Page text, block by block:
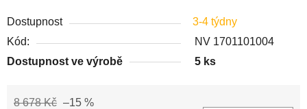
Dostupnost
3-4 týdny
Kód:
NV 1701101004
Dostupnost ve výrobě
5 ks
8 678 Kč –15 %